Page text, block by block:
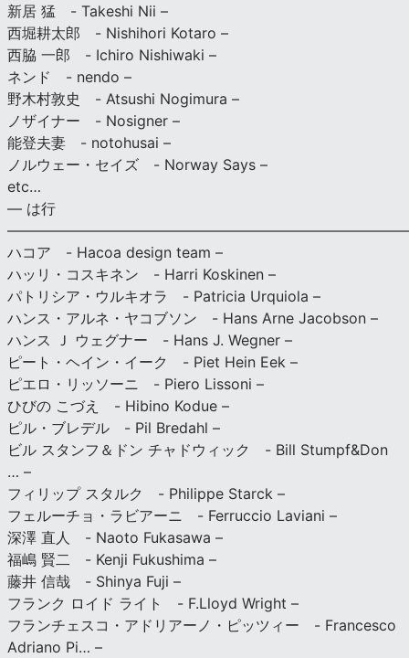
新居 猛 - Takeshi Nii –
西堀耕太郎 - Nishihori Kotaro –
西脇 一郎 - Ichiro Nishiwaki –
ネンド - nendo –
野木村敦史 - Atsushi Nogimura –
ノザイナー - Nosigner –
能登夫妻 - notohusai –
ノルウェー・セイズ - Norway Says –
etc…
— は行
ハコア - Hacoa design team –
ハッリ・コスキネン - Harri Koskinen –
パトリシア・ウルキオラ - Patricia Urquiola –
ハンス・アルネ・ヤコブソン - Hans Arne Jacobson –
ハンス Ｊ ウェグナー - Hans J. Wegner –
ピート・ヘイン・イーク - Piet Hein Eek –
ピエロ・リッソーニ - Piero Lissoni –
ひびの こづえ - Hibino Kodue –
ピル・ブレデル - Pil Bredahl –
ビル スタンフ＆ドン チャドウィック - Bill Stumpf&Don
… –
フィリップ スタルク - Philippe Starck –
フェルーチョ・ラビアーニ - Ferruccio Laviani –
深澤 直人 - Naoto Fukasawa –
福嶋 賢二 - Kenji Fukushima –
藤井 信哉 - Shinya Fuji –
フランク ロイド ライト - F.Lloyd Wright –
フランチェスコ・アドリアーノ・ピッツィー - Francesco
Adriano Pi… –